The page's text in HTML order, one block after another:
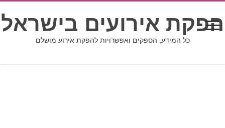
הפקת אירועים בישראל
כל המידע, הספקים ואפשרויות להפקת אירוע מושלם